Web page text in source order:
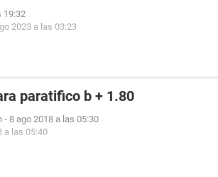
19:32
2023 a las 03:23
paratifico b + 1.80
- 8 ago 2018 a las 05:30
a las 05:40